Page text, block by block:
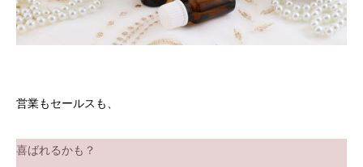
営業もセールスも、
喜ばれるかも？